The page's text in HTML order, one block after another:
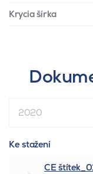
Krycia šírka
2020
Ke stažení
CE